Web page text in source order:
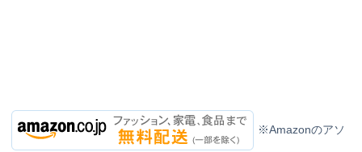
※Amazonのアソ